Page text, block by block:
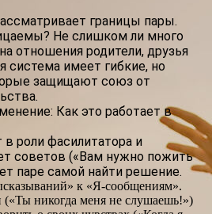
границы пары.
Не слишком ли много
отношения родители, друзья
система имеет гибкие, но
защищают союз от
Как это работает в
роли фасилитатора и
советов («Вам нужно пожить
паре самой найти решение.
к «Я-сообщениям».
никогда меня не слушаешь!»)